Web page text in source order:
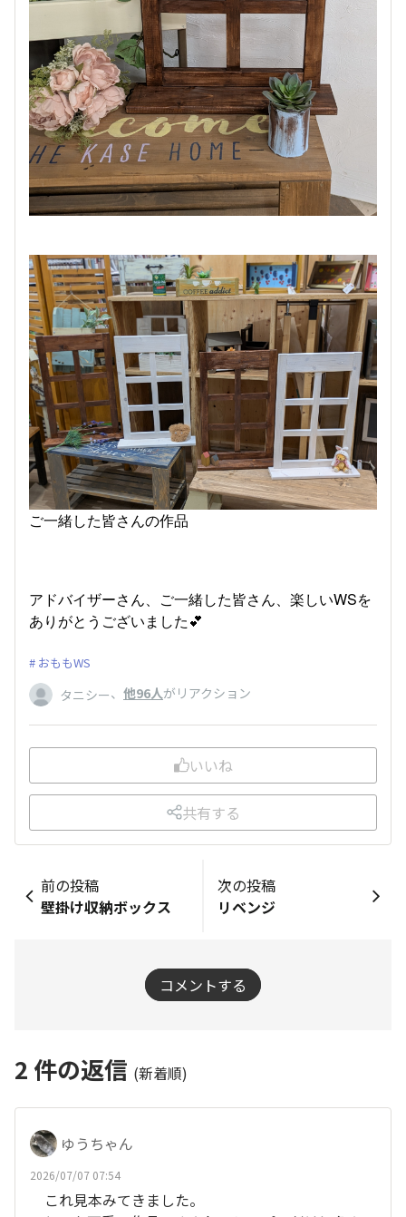
ご一緒した皆さんの作品
アドバイザーさん、ご一緒した皆さん、楽しいWSを
ありがとうございました💕
おももWS
タニシー、 他96人がリアクション
いいね
共有する
前の投稿
壁掛け収納ボックス
次の投稿
リベンジ
コメントする
2 件の返信 (新着順)
ゆうちゃん
2026/07/07 07:54
これ見本みてきました。